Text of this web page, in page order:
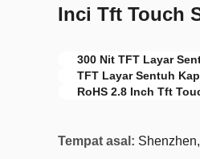
Inci Tft Touch
300 Nit TFT Layar
TFT Layar Sentuh
RoHS 2.8 Inch Tft
Tempat asal: